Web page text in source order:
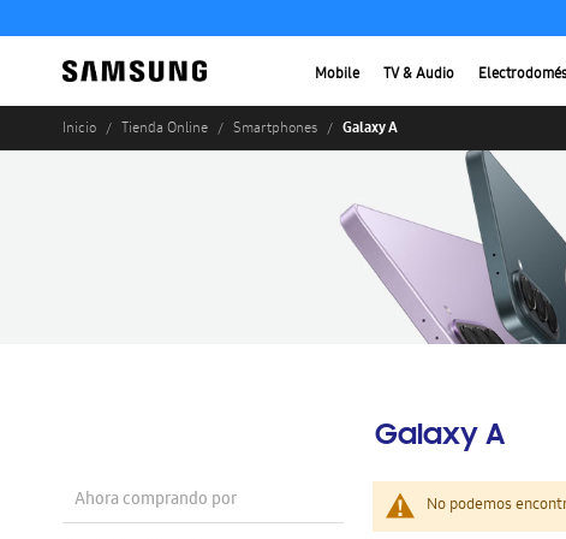
Mobile TV & Audio
Inicio Tienda Online Smartphones Galaxy A
Galaxy A
No podemos
Ahora comprando por